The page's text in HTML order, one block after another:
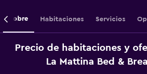
Sobre Habitaciones Servicios
Precio de habitaciones y
La Mattina Bed &